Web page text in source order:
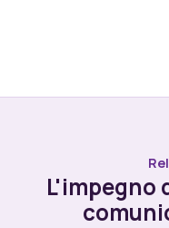
L'impegno